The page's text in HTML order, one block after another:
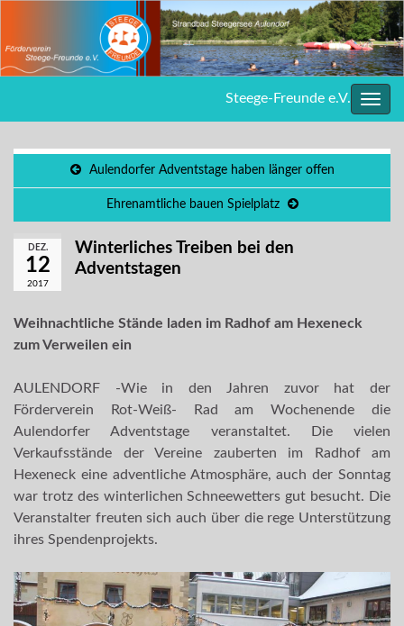
Steege-Freunde e.V.
Aulendorfer Adventstage haben länger offen
Ehrenamtliche bauen Spielplatz
DEZ.
12
2017
Winterliches Treiben bei den
Adventstagen
Weihnachtliche Stände laden im Radhof am Hexeneck
zum Verweilen ein
AULENDORF -Wie in den Jahren zuvor hat der
Förderverein Rot-Weiß- Rad am Wochenende die
Aulendorfer Adventstage veranstaltet. Die vielen
Verkaufsstände der Vereine zauberten im Radhof am
Hexeneck eine adventliche Atmosphäre, auch der Sonntag
war trotz des winterlichen Schneewetters gut besucht. Die
Veranstalter freuten sich auch über die rege Unterstützung
ihres Spendenprojekts.